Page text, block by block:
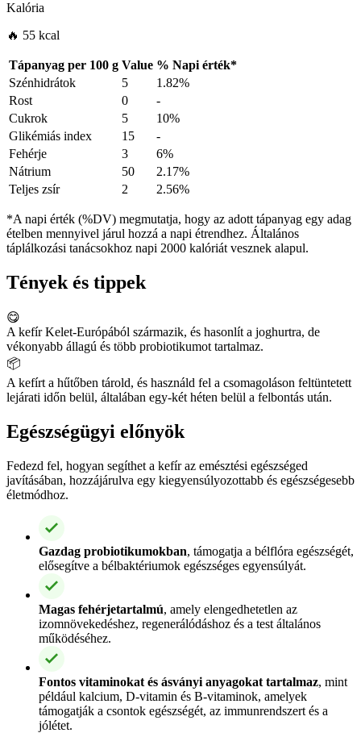
Kalória
🔥 55 kcal
Tápanyag per 100 g Value % Napi érték*
Szénhidrátok
5
1.82%
Rost
0
-
Cukrok
5
10%
Glikémiás index
15
-
Fehérje
3
6%
Nátrium
50
2.17%
Teljes zsír
2 2.56%
*A napi érték (%DV) megmutatja, hogy az adott tápanyag egy adag
ételben mennyivel járul hozzá a napi étrendhez. Általános
táplálkozási tanácsokhoz napi 2000 kalóriát vesznek alapul.
Tények és tippek
😋
A kefír Kelet-Európából származik, és hasonlít a joghurtra, de
vékonyabb állagú és több probiotikumot tartalmaz.
📦
A kefírt a hűtőben tárold, és használd fel a csomagoláson feltüntetett
lejárati időn belül, általában egy-két héten belül a felbontás után.
Egészségügyi előnyök
Fedezd fel, hogyan segíthet a kefír az emésztési egészséged
javításában, hozzájárulva egy kiegyensúlyozottabb és egészségesebb
életmódhoz.
Gazdag probiotikumokban, támogatja a bélflóra egészségét,
elősegítve a bélbaktériumok egészséges egyensúlyát.
Magas fehérjetartalmú, amely elengedhetetlen az
izomnövekedéshez, regenerálódáshoz és a test általános
működéséhez.
Fontos vitaminokat és ásványi anyagokat tartalmaz, mint
például kalcium, D-vitamin és B-vitaminok, amelyek
támogatják a csontok egészségét, az immunrendszert és a
jólétet.